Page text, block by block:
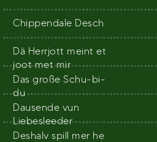
Chippendale Desch
Dä Herrjott meint et
joot met mir
Das große Schu-bi-
du
Dausende vun
Liebesleeder
Deshalv spill mer he